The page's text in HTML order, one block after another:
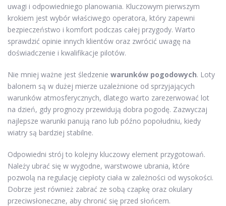
uwagi i odpowiedniego planowania. Kluczowym pierwszym
krokiem jest wybór właściwego operatora, który zapewni
bezpieczeństwo i komfort podczas całej przygody. Warto
sprawdzić opinie innych klientów oraz zwrócić uwagę na
doświadczenie i kwalifikacje pilotów.
Nie mniej ważne jest śledzenie warunków pogodowych. Loty
balonem są w dużej mierze uzależnione od sprzyjających
warunków atmosferycznych, dlatego warto zarezerwować lot
na dzień, gdy prognozy przewidują dobra pogodę. Zazwyczaj
najlepsze warunki panują rano lub późno popołudniu, kiedy
wiatry są bardziej stabilne.
Odpowiedni strój to kolejny kluczowy element przygotowań.
Należy ubrać się w wygodne, warstwowe ubrania, które
pozwolą na regulację ciepłoty ciała w zależności od wysokości.
Dobrze jest również zabrać ze sobą czapkę oraz okulary
przeciwsłoneczne, aby chronić się przed słońcem.